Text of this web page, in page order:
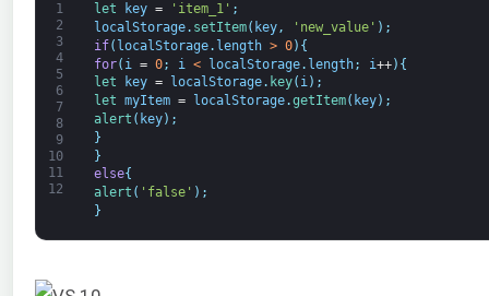
1
2
3
4
5
6
7
8
9
10
11
12
let key = 'item_1' ;
localStorage. setItem( key, 'new_value' ) ;
if( localStorage. length > 0) {
for( i = 0; i < localStorage. length; i++) {
let
key = localStorage. key( i) ;
let myItem = localStorage.getItem( key) ;
alert ( key) ;
}
}
else{
alert ( 'false' ) ;
}